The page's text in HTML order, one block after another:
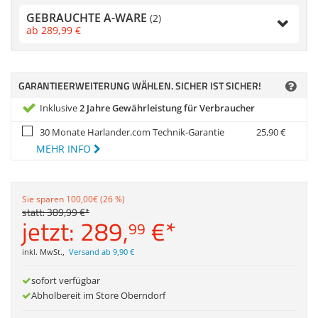
Zubehör
GEBRAUCHTE A-WARE (2)
ab 289,99 €
GARANTIEERWEITERUNG WÄHLEN. SICHER IST SICHER!
Inklusive2 Jahre Gewährleistung für Verbraucher
30 Monate Harlander.com Technik-Garantie
25,90€
MEHR INFO
Sie sparen 100,00€ (26 %)
statt:389,99€*
jetzt: 289,99 €*
inkl. MwSt., Versand ab 9,90 €
sofort verfügbar
Abholbereit im Store Oberndorf